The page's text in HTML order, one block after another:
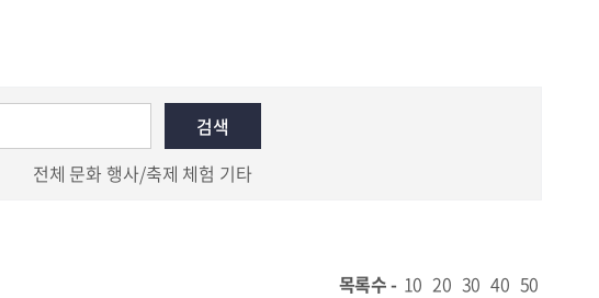
전체 문화 행사/축제 체험 기타
목록수 - 10 20 30 40 50